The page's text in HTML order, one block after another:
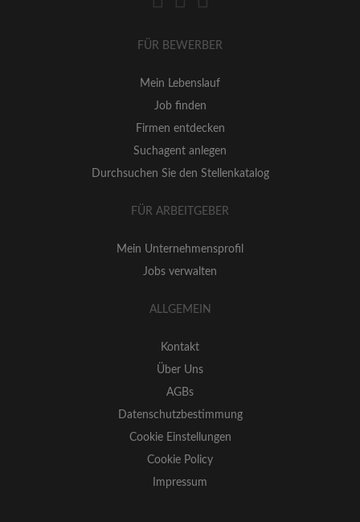
FÜR BEWERBER
Mein Lebenslauf
Job finden
Firmen entdecken
Suchagent anlegen
Durchsuchen Sie den Stellenkatalog
FÜR ARBEITGEBER
Mein Unternehmensprofil
Jobs verwalten
ALLGEMEIN
Kontakt
Über Uns
AGBs
Datenschutzbestimmung
Cookie Einstellungen
Cookie Policy
Impressum